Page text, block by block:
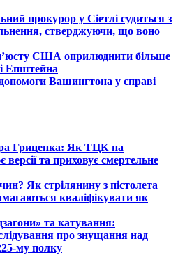
прокурор у Сіетлі судиться з
стверджуючи, що воно
США оприлюднити більше
Епштейна
Вашингтона у справі
Гриценка: Як ТЦК на
та приховує смертельне
Як стрілянину з пістолета
кваліфікувати як
та катування:
про знущання над
му полку